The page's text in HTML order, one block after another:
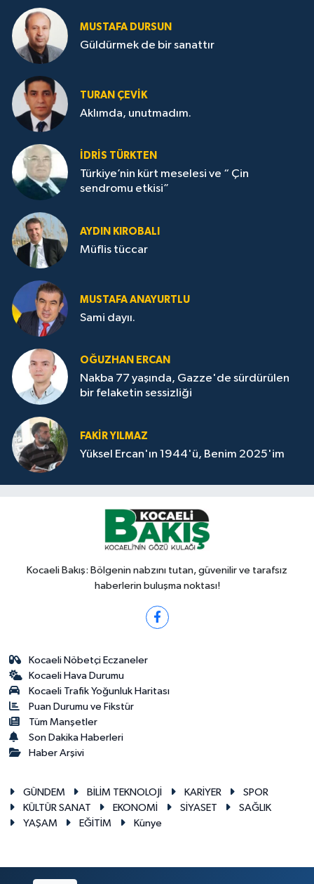
MUSTAFA DURSUN
Güldürmek de bir sanattır
TURAN ÇEVİK
Aklımda, unutmadım.
İDRİS TÜRKTEN
Türkiye’nin kürt meselesi ve “ Çin
sendromu etkisi”
AYDIN KIROBALI
Müflis tüccar
MUSTAFA ANAYURTLU
Sami dayıı.
OĞUZHAN ERCAN
Nakba 77 yaşında, Gazze'de sürdürülen
bir felaketin sessizliği
FAKİR YILMAZ
Yüksel Ercan'ın 1944'ü, Benim 2025'im
Kocaeli Bakış: Bölgenin nabzını tutan, güvenilir ve tarafsız
haberlerin buluşma noktası!
Kocaeli Nöbetçi Eczaneler
Kocaeli Hava Durumu
Kocaeli Trafik Yoğunluk Haritası
Puan Durumu ve Fikstür
Tüm Manşetler
Son Dakika Haberleri
Haber Arşivi
GÜNDEM BİLİM TEKNOLOJİ KARİYER
SPOR
KÜLTÜR SANAT
EKONOMİ SİYASET
SAĞLIK
YAŞAM
EĞİTİM Künye